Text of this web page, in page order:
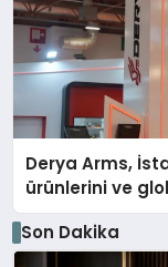
Derya Arms,
ürünlerini ve
Son Dakika